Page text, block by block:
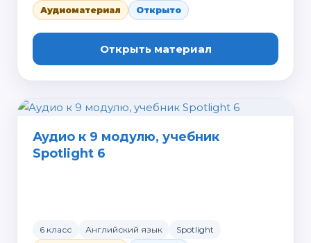
Аудиоматериал
Открыто
Открыть материал
Аудио к 9 модулю, учебник
Spotlight 6
6 класс Английский язык
Spotlight